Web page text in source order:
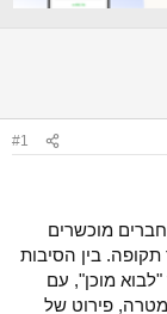
#1
מוכשרים
בין הסיבות
מוכן", עם
פירוט של